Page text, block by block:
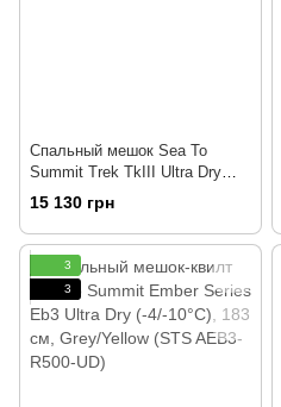
Спальный мешок Sea To
Summit Trek TkIII Ultra Dry
(-5/-11°C), 183 см - Left Zip,
Blue (STS ATK3-R700L-UD)
15 130 грн
3
3